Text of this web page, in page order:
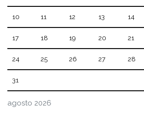
agosto 2026
10 11 12 13 14
17 18 19 20 21
24 25 26 27 28
31